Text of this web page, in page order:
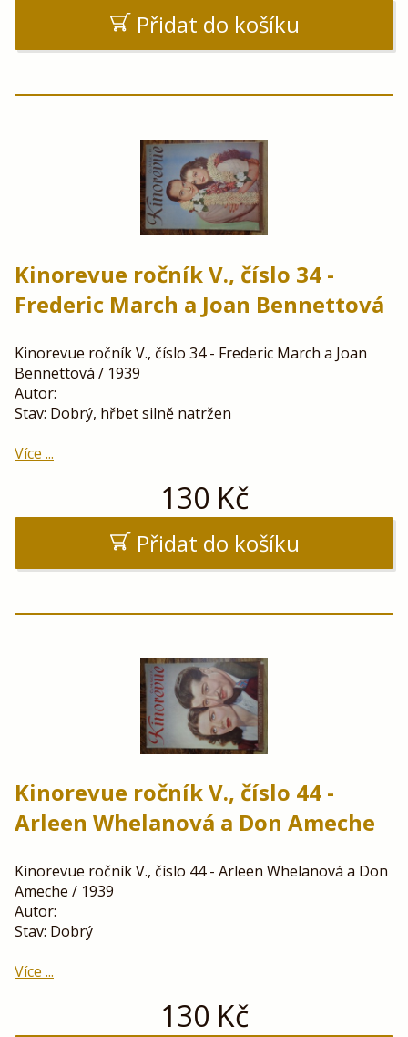
Přidat do košíku
Kinorevue ročník V., číslo 34 -
Frederic March a Joan Bennettová
Kinorevue ročník V., číslo 34 - Frederic March a Joan
Bennettová / 1939
Autor:
Stav: Dobrý, hřbet silně natržen
Více ...
130 Kč
Přidat do košíku
Kinorevue ročník V., číslo 44 -
Arleen Whelanová a Don Ameche
Kinorevue ročník V., číslo 44 - Arleen Whelanová a Don
Ameche / 1939
Autor:
Stav: Dobrý
Více ...
130 Kč